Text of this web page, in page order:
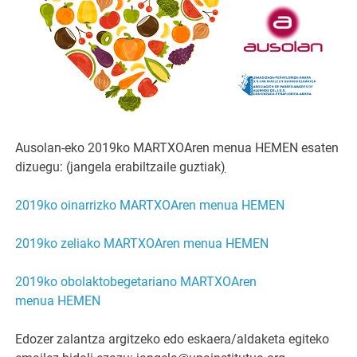
Ausolan-eko 2019ko MARTXOAren menua HEMEN esaten
dizuegu: (jangela erabiltzaile guztiak)
2019ko oinarrizko MARTXOAren menua HEMEN
2019ko zeliako MARTXOAren menua HEMEN
2019ko obolaktobegetariano MARTXOAren
menua HEMEN
Edozer zalantza argitzeko edo eskaera/aldaketa egiteko